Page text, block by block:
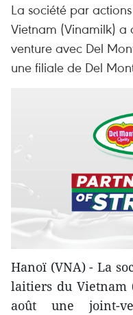
La société par
Vietnam (Vinamilk) a
venture avec Del
une filiale de Del
Hanoï (VNA) - La
laitiers du Vietnam
août une joint-